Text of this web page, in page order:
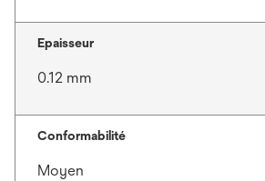
Epaisseur
0.12 mm
Conformabilité
Moyen